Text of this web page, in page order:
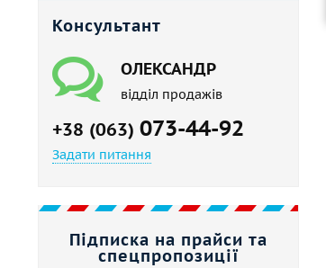
Консультант
ОЛЕКСАНДР
відділ продажів
+38 (063) 073-44-92
Задати питання
Підписка на прайси та
спецпропозиції